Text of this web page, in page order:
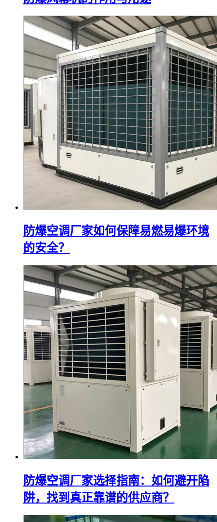
防爆空调厂家如何保障易燃易爆环境
的安全？
防爆空调厂家选择指南：如何避开陷
阱，找到真正靠谱的供应商？